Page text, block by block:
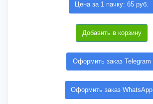
Цена за 1 пачку: 65 руб.
Добавить в корзину
Оформить заказ Telegram
Оформить заказ WhatsApp